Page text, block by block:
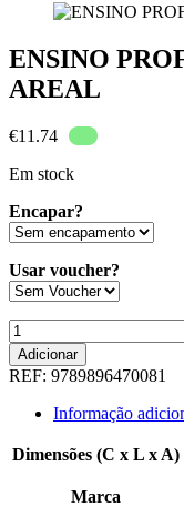
ENSINO
AREAL
€11.74
Em stock
Encapar?
Usar voucher?
Quantidade
de
ENSINO
PROFISSIONAL-
MAT
AREAL
Adicionar
REF: 9789896470081
Informação
Dimensões (C x L x A)
Marca